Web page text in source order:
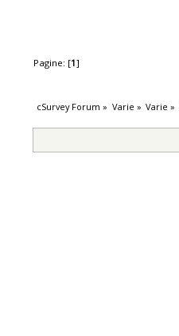
Pagine: [1]
cSurvey Forum » Varie » Varie »